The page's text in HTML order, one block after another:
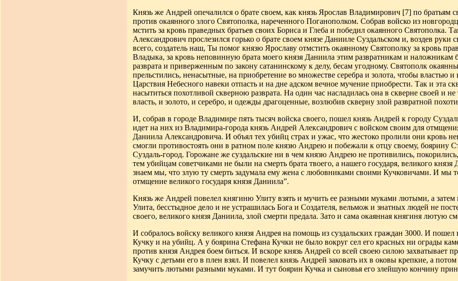
Князь же Андрей опечалился о брате своем, как князь Ярослав Владимирович [7] по братьям
против окаянного злого Святополка, нареченного Поганополком. Собрав войско из
мстить за кровь праведных братьев своих Бориса и Глеба и победил окаянного Святополка.
Александрович прослезился горько о брате своем князе Данииле Суздальском и, воздев руки
всего, создатель наш, Ты помог князю Ярославу отмстить окаянному Святополку за кровь
Владыка, за кровь неповинную брата моего князя Даниила этим развратникам и наложникам
разврата и приверженным по закону сатанинскому к делу, бесам угодному. Святополк
прельстились, ненасытные, на приобретение во множестве серебра и золота, чтобы властью
Царствия Небесного навеки отпасть и на дне адском вечное мучение приобрести. Так и эта
насытиться похотливой скверною разврата. На один час насладилась она в скверне своей и
власть, и золото, и серебро, и одежды драгоценные, возлюбив скверну злой развратной
И, собрав в городе Владимире пять тысяч войска своего, пошел князь Андрей к городу
идет на них из Владимира-города князь Андрей Александрович с войском своим для
Даниила Александровича. И объял тех убийц страх и ужас, что жестоко пролили они кровь
смогли противостоять они в ратном поле князю Андрею и побежали к отцу своему, боярину
Суздаль-город. Горожане же суздальские ни в чем князю Андрею не противились,
тем убийцам советчиками не были на смерть брата твоего, а нашего государя, великого
знаем мы, что злую ту смерть задумала ему жена с любовниками своими Кучковичами. И мы
отмщение великого государя князя Даниила”.
Князь же Андрей повелел княгиню Улиту взять и мучить ее разными муками лютыми, а затем
Улита, бесстыдное дело и не устрашилась Бога и Создателя, вельмож и знатных людей не
своего, великого князя Даниила, злой смерти предала. Зато и сама окаянная княгиня лютую
И собралось войску великого князя Андрея на помощь из суздальских граждан 3000. И пошел
Кучку и на убийц. А у боярина Стефана Кучки не было вокруг сел его красных ни ограды
против князя Андрея боем биться. И вскоре князь Андрей со всей своею силою захватывает
Кучку с детьми его в плен взял. И повелел князь Андрей заковать их в оковы крепкие, а потом
замучить лютыми разными муками. И тут боярин Кучка и сыновья его злейшую кончину